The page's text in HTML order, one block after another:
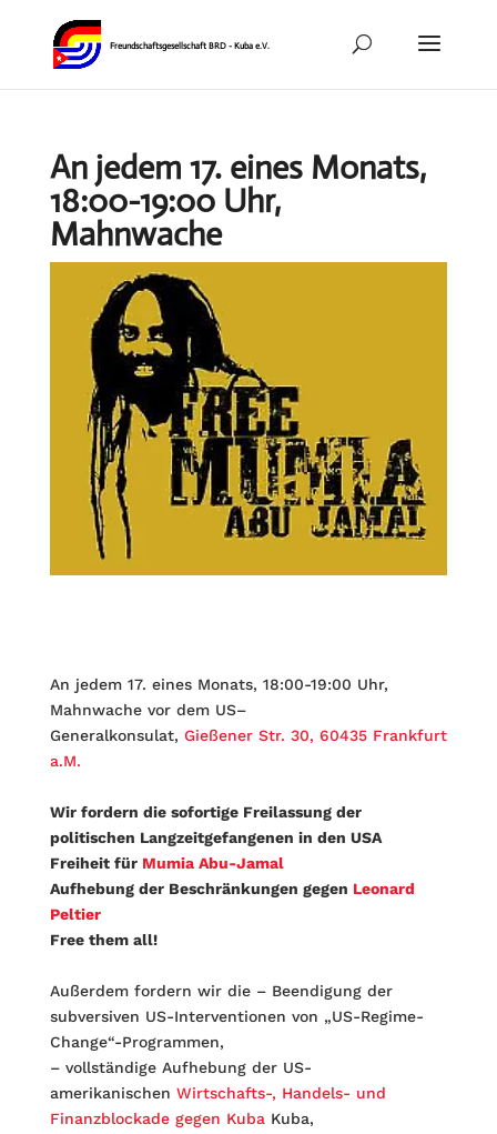
An jedem 17. eines Monats,
18:00-19:00 Uhr,
Mahnwache
An jedem 17. eines Monats, 18:00-19:00 Uhr,
Mahnwache vor dem US–
Generalkonsulat, Gießener Str. 30, 60435 Frankfurt
a.M.
Wir fordern die sofortige Freilassung der
politischen Langzeitgefangenen in den USA
Freiheit für Mumia Abu-Jamal
Aufhebung der Beschränkungen gegen Leonard
Peltier
Free them all!
Außerdem fordern wir die – Beendigung der
subversiven US-Interventionen von „US-Regime-
Change“-Programmen,
– vollständige Aufhebung der US-
amerikanischen Wirtschafts-, Handels- und
Finanzblockade gegen KubaKuba,